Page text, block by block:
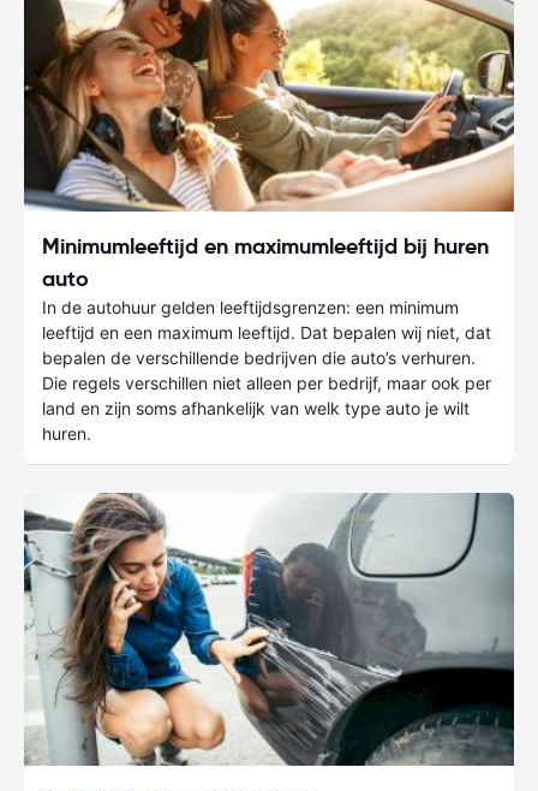
Minimumleeftijd en maximumleeftijd bij huren
auto
In de autohuur gelden leeftijdsgrenzen: een minimum
leeftijd en een maximum leeftijd. Dat bepalen wij niet, dat
bepalen de verschillende bedrijven die auto’s verhuren.
Die regels verschillen niet alleen per bedrijf, maar ook per
land en zijn soms afhankelijk van welk type auto je wilt
huren.